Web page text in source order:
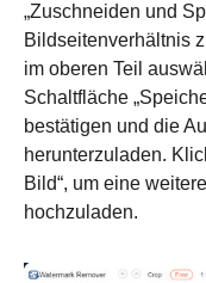
Schritt 3.
„Zuschneiden und
Bildseitenverhältnis
im oberen Teil
Schaltfläche
bestätigen und die
herunterzuladen.
Bild“, um eine
hochzuladen.